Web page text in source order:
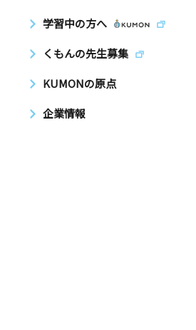
学習中の方へ
くもんの先生募集
KUMONの原点
企業情報